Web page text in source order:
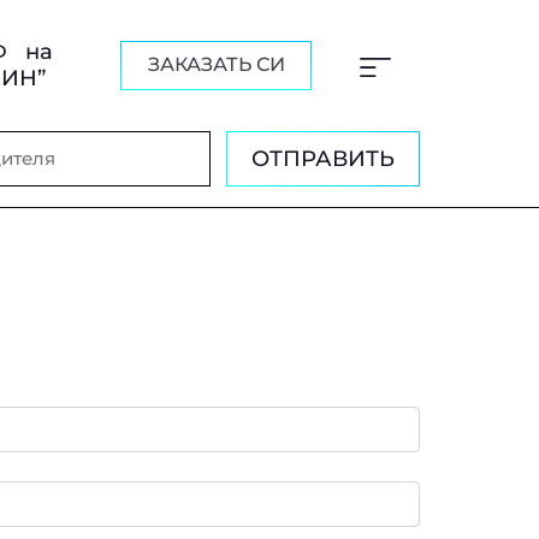
на
ЗАКАЗАТЬ СИ
ОТПРАВИТЬ